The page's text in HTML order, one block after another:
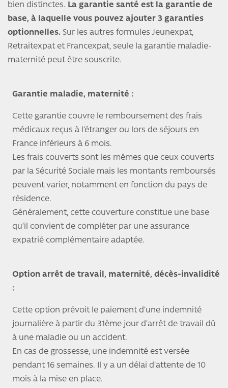
bien distinctes. La garantie santé est la garantie de
base, à laquelle vous pouvez ajouter 3 garanties
optionnelles. Sur les autres formules Jeunexpat,
Retraitexpat et Francexpat, seule la garantie maladie-
maternité peut être souscrite.
Garantie maladie, maternité :
Cette garantie couvre le remboursement des frais
médicaux reçus à l’étranger ou lors de séjours en
France inférieurs à 6 mois.
Les frais couverts sont les mêmes que ceux couverts
par la Sécurité Sociale mais les montants remboursés
peuvent varier, notamment en fonction du pays de
résidence.
Généralement, cette couverture constitue une base
qu’il convient de compléter par une assurance
expatrié complémentaire adaptée.
Option arrêt de travail, maternité, décès-invalidité
:
Cette option prévoit le paiement d’une indemnité
journalière à partir du 31ème jour d’arrêt de travail dû
à une maladie ou un accident.
En cas de grossesse, une indemnité est versée
pendant 16 semaines. Il y a un délai d’attente de 10
mois à la mise en place.